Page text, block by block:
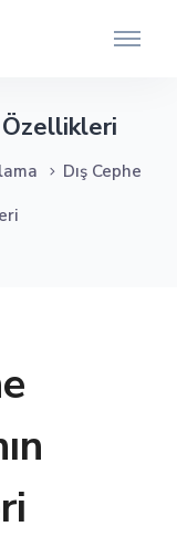
Özellikleri
Dış Cephe